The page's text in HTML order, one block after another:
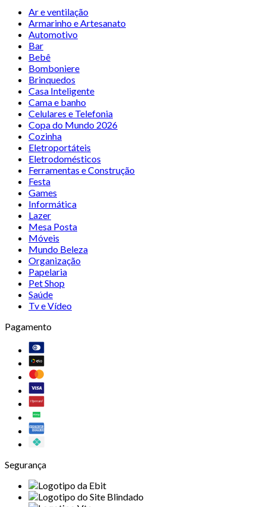
Ar e ventilação
Armarinho e Artesanato
Automotivo
Bar
Bebê
Bomboniere
Brinquedos
Casa Inteligente
Cama e banho
Celulares e Telefonia
Copa do Mundo 2026
Cozinha
Eletroportáteis
Eletrodomésticos
Ferramentas e Construção
Festa
Games
Informática
Lazer
Mesa Posta
Móveis
Mundo Beleza
Organização
Papelaria
Pet Shop
Saúde
Tv e Vídeo
Pagamento
Segurança